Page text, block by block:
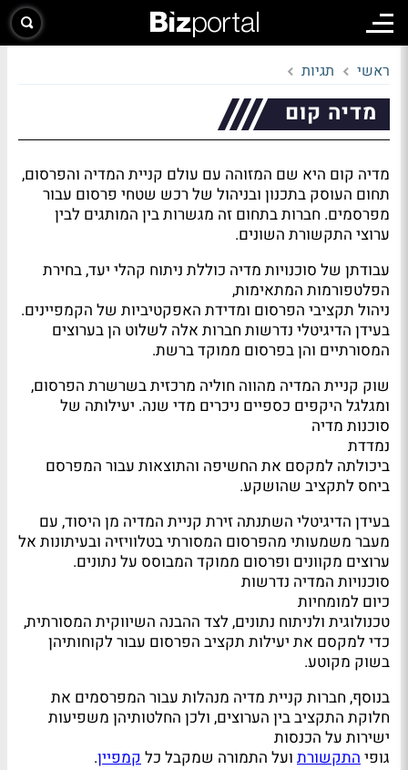
ראשי תגיות
מדיה קום
מדיה קום היא שם המזוהה עם עולם קניית המדיה והפרסום,
תחום העוסק בתכנון ובניהול של רכש שטחי פרסום עבור
מפרסמים. חברות בתחום זה מגשרות בין המותגים לבין
ערוצי התקשורת השונים.
עבודתן של סוכנויות מדיה כוללת ניתוח קהלי יעד, בחירת
הפלטפורמות המתאימות,
ניהול תקציבי הפרסום ומדידת האפקטיביות של הקמפיינים.
בעידן הדיגיטלי נדרשות חברות אלה לשלוט הן בערוצים
המסורתיים והן בפרסום ממוקד ברשת.
שוק קניית המדיה מהווה חוליה מרכזית בשרשרת הפרסום,
ומגלגל היקפים כספיים ניכרים מדי שנה. יעילותה של
סוכנות מדיה
נמדדת
ביכולתה למקסם את החשיפה והתוצאות עבור המפרסם
ביחס לתקציב שהושקע.
בעידן הדיגיטלי השתנתה זירת קניית המדיה מן היסוד, עם
מעבר משמעותי מהפרסום המסורתי בטלוויזיה ובעיתונות אל
ערוצים מקוונים ופרסום ממוקד המבוסס על נתונים.
סוכנויות המדיה נדרשות
כיום למומחיות
טכנולוגית ולניתוח נתונים, לצד ההבנה השיווקית המסורתית,
כדי למקסם את יעילות תקציב הפרסום עבור לקוחותיהן
בשוק מקוטע.
בנוסף, חברות קניית מדיה מנהלות עבור המפרסמים את
חלוקת התקציב בין הערוצים, ולכן החלטותיהן משפיעות
ישירות על הכנסות
גופיהתקשורת ועל התמורה שמקבל כלקמפיין.